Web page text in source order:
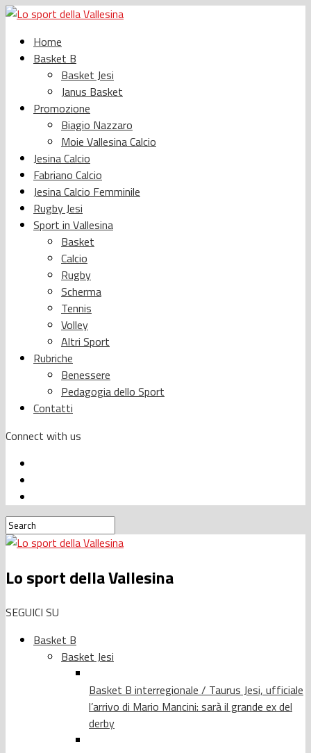
Home
Basket B
Basket Jesi
Janus Basket
Promozione
Biagio Nazzaro
Moie Vallesina Calcio
Jesina Calcio
Fabriano Calcio
Jesina Calcio Femminile
Rugby Jesi
Sport in Vallesina
Basket
Calcio
Rugby
Scherma
Tennis
Volley
Altri Sport
Rubriche
Benessere
Pedagogia dello Sport
Contatti
Connect with us
Lo sport della Vallesina
SEGUICI SU
Basket B
Basket Jesi
Basket B interregionale / Taurus Jesi, ufficiale
l’arrivo di Mario Mancini: sarà il grande ex del
derby